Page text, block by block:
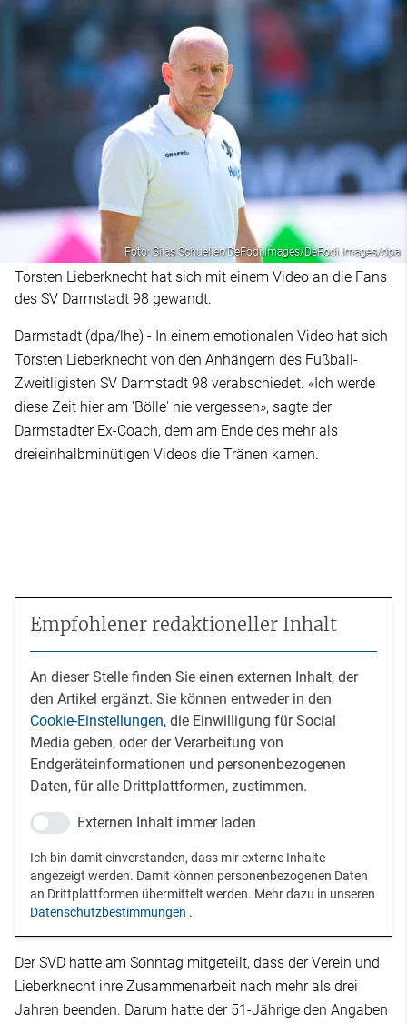
Foto: Silas Schueller/DeFodi Images/DeFodi Images/dpa
Torsten Lieberknecht hat sich mit einem Video an die Fans
des SV Darmstadt 98 gewandt.
Darmstadt (dpa/lhe) - In einem emotionalen Video hat sich
Torsten Lieberknecht von den Anhängern des Fußball-
Zweitligisten SV Darmstadt 98 verabschiedet. «Ich werde
diese Zeit hier am 'Bölle' nie vergessen», sagte der
Darmstädter Ex-Coach, dem am Ende des mehr als
dreieinhalbminütigen Videos die Tränen kamen.
Empfohlener redaktioneller Inhalt
An dieser Stelle finden Sie einen externen Inhalt, der
den Artikel ergänzt. Sie können entweder in den
Cookie-Einstellungen, die Einwilligung für Social
Media geben, oder der Verarbeitung von
Endgeräteinformationen und personenbezogenen
Daten, für alle Drittplattformen, zustimmen.
Externen Inhalt immer laden
Ich bin damit einverstanden, dass mir externe Inhalte
angezeigt werden. Damit können personenbezogenen Daten
an Drittplattformen übermittelt werden. Mehr dazu in unseren
Datenschutzbestimmungen .
Der SVD hatte am Sonntag mitgeteilt, dass der Verein und
Lieberknecht ihre Zusammenarbeit nach mehr als drei
Jahren beenden. Darum hatte der 51-Jährige den Angaben